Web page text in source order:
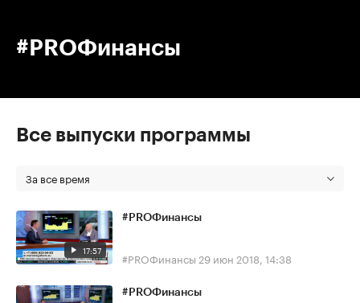
#PROФинансы
Все выпуски программы
За все время
17:57
#PROФинансы
#PROФинансы 29 июн 2018, 14:38
#PROФинансы